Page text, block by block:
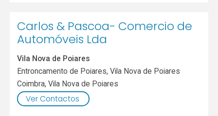
Carlos & Pascoa- Comercio de
Automóveis Lda
Vila Nova de Poiares
Entroncamento de Poiares, Vila Nova de Poiares
Coimbra,Vila Nova de Poiares
Ver Contactos